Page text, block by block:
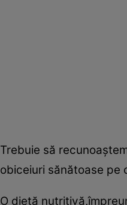
Trebuie să
obiceiuri sănătoase pe
O dietă